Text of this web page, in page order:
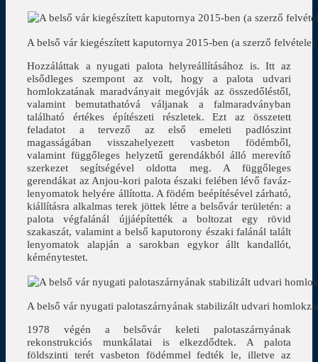
A belső vár kiegészített kaputornya 2015-ben (a szerző felvétele)
Hozzáláttak a nyugati palota helyreállításához is. Itt az
elsődleges szempont az volt, hogy a palota udvari
homlokzatának maradványait megóvják az összedőléstől,
valamint bemutathatóvá váljanak a falmaradványban
található értékes építészeti részletek. Ezt az összetett
feladatot a tervező az első emeleti padlószint
magasságában visszahelyezett vasbeton födémből,
valamint függőleges helyzetű gerendákból álló merevítő
szerkezet segítségével oldotta meg. A függőleges
gerendákat az Anjou-kori palota északi felében lévő faváz-
lenyomatok helyére állította. A födém beépítésével zárható,
kiállításra alkalmas terek jöttek létre a belsővár területén: a
palota végfalánál újjáépítették a boltozat egy rövid
szakaszát, valamint a belső kaputorony északi falánál talált
lenyomatok alapján a sarokban egykor állt kandallót,
kéménytestet.
A belső vár nyugati palotaszárnyának stabilizált udvari
1978 végén a belsővár keleti palotaszárnyának
rekonstrukciós munkálatai is elkezdődtek. A palota
földszinti terét vasbeton födémmel fedték le, illetve az